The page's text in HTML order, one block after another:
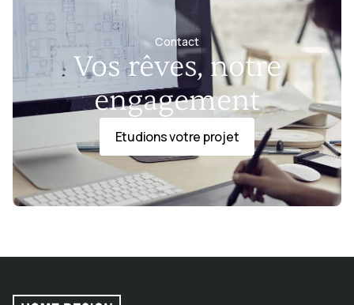
Contact
Vos rêves, notre
engagement
Etudions votre projet